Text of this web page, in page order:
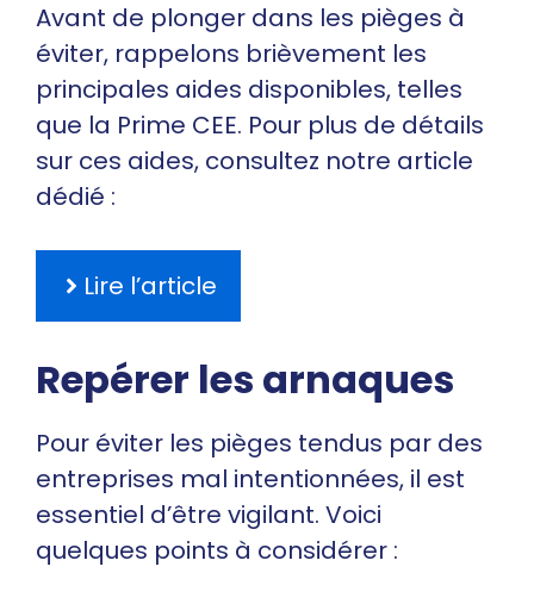
Avant de plonger dans les pièges à
éviter, rappelons brièvement les
principales aides disponibles, telles
que la Prime CEE. Pour plus de détails
sur ces aides, consultez notre article
dédié :
Lire l’article
Repérer les arnaques
Pour éviter les pièges tendus par des
entreprises mal intentionnées, il est
essentiel d’être vigilant. Voici
quelques points à considérer :